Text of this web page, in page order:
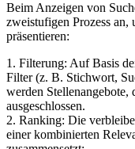
Beim Anzeigen von
zweistufigen Prozess an,
präsentieren:
1. Filterung: Auf Basis
Filter (z. B. Stichwort,
werden
ausgeschlossen.
2. Ranking: Die
einer kombinierten